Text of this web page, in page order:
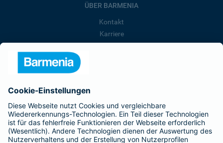
ÜBER BARMENIA
Kontakt
Karriere
Barmenia ist Teil der BarmeniaGothaer
BELIEBTE SEITEN
Kranken-Zusatzversicherung